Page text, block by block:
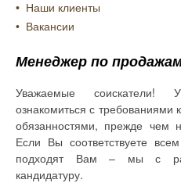
Наши клиенты
Вакансии
Менеджер по
Уважаемые соискатели!
ознакомиться с
обязанностями, прежде чем
Если Вы соответствуете
подходят Вам – мы с
кандидатуру.